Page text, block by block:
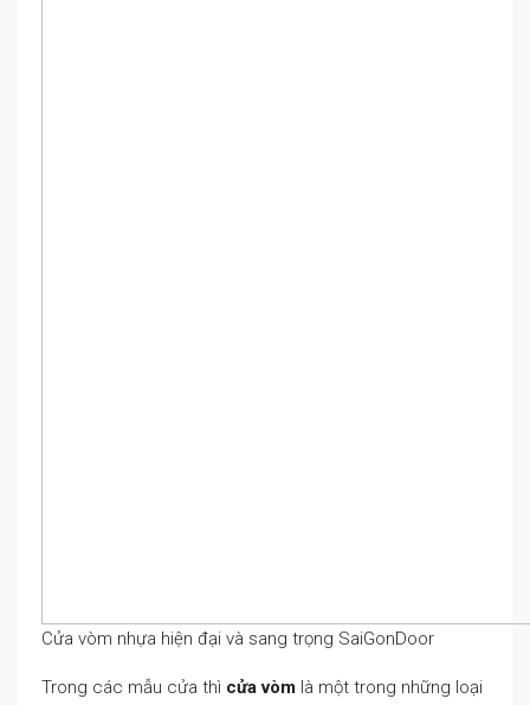
Cửa vòm nhựa hiện đại và sang trọng SaiGonDoor
Trong các mẫu cửa thì cửa vòm là một trong những loại